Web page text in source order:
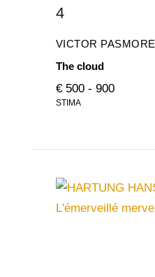
4
VICTOR PASMORE
The cloud
€ 500 - 900
STIMA